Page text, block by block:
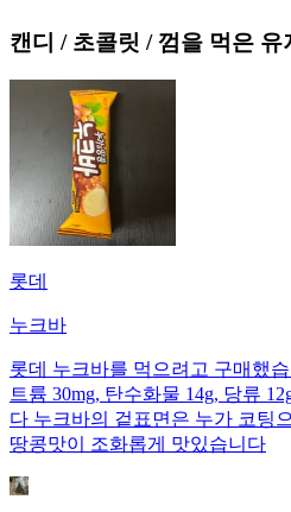
캔디 / 초콜릿 / 껌을 먹은 유
롯데
누크바
롯데 누크바를 먹으려고 구매했
트륨 30mg, 탄수화물 14g, 당류
다 누크바의 겉표면은 누가 코팅
땅콩맛이 조화롭게 맛있습니다